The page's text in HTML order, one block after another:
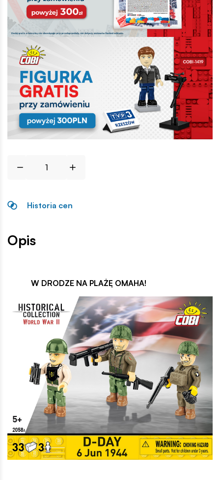
Historia cen
Opis
W DRODZE NA PLAŻĘ OMAHA!